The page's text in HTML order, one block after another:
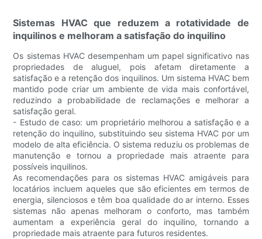
Sistemas HVAC que reduzem a rotatividade de
inquilinos e melhoram a satisfação do inquilino
Os sistemas HVAC desempenham um papel significativo nas
propriedades de aluguel, pois afetam diretamente a
satisfação e a retenção dos inquilinos. Um sistema HVAC bem
mantido pode criar um ambiente de vida mais confortável,
reduzindo a probabilidade de reclamações e melhorar a
satisfação geral.
- Estudo de caso: um proprietário melhorou a satisfação e a
retenção do inquilino, substituindo seu sistema HVAC por um
modelo de alta eficiência. O sistema reduziu os problemas de
manutenção e tornou a propriedade mais atraente para
possíveis inquilinos.
As recomendações para os sistemas HVAC amigáveis ​​para
locatários incluem aqueles que são eficientes em termos de
energia, silenciosos e têm boa qualidade do ar interno. Esses
sistemas não apenas melhoram o conforto, mas também
aumentam a experiência geral do inquilino, tornando a
propriedade mais atraente para futuros residentes.